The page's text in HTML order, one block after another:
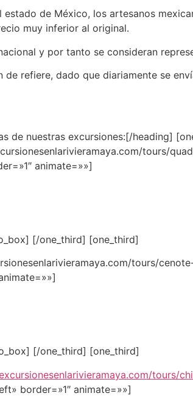
de México, los artesanos
muy inferior al original.
y por tanto se consideran
refiere, dado que diariamente se
de nuestras excursiones:[/heading]
tours/
animate=»»]
[/one_third] [one_third]
tours/
[/one_third] [one_third]
tours/
border=»1″ animate=»»]